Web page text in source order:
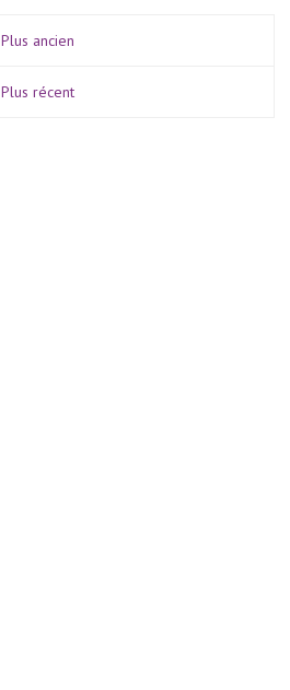
Plus ancien
Plus récent